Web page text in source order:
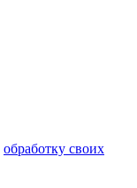
обработку своих